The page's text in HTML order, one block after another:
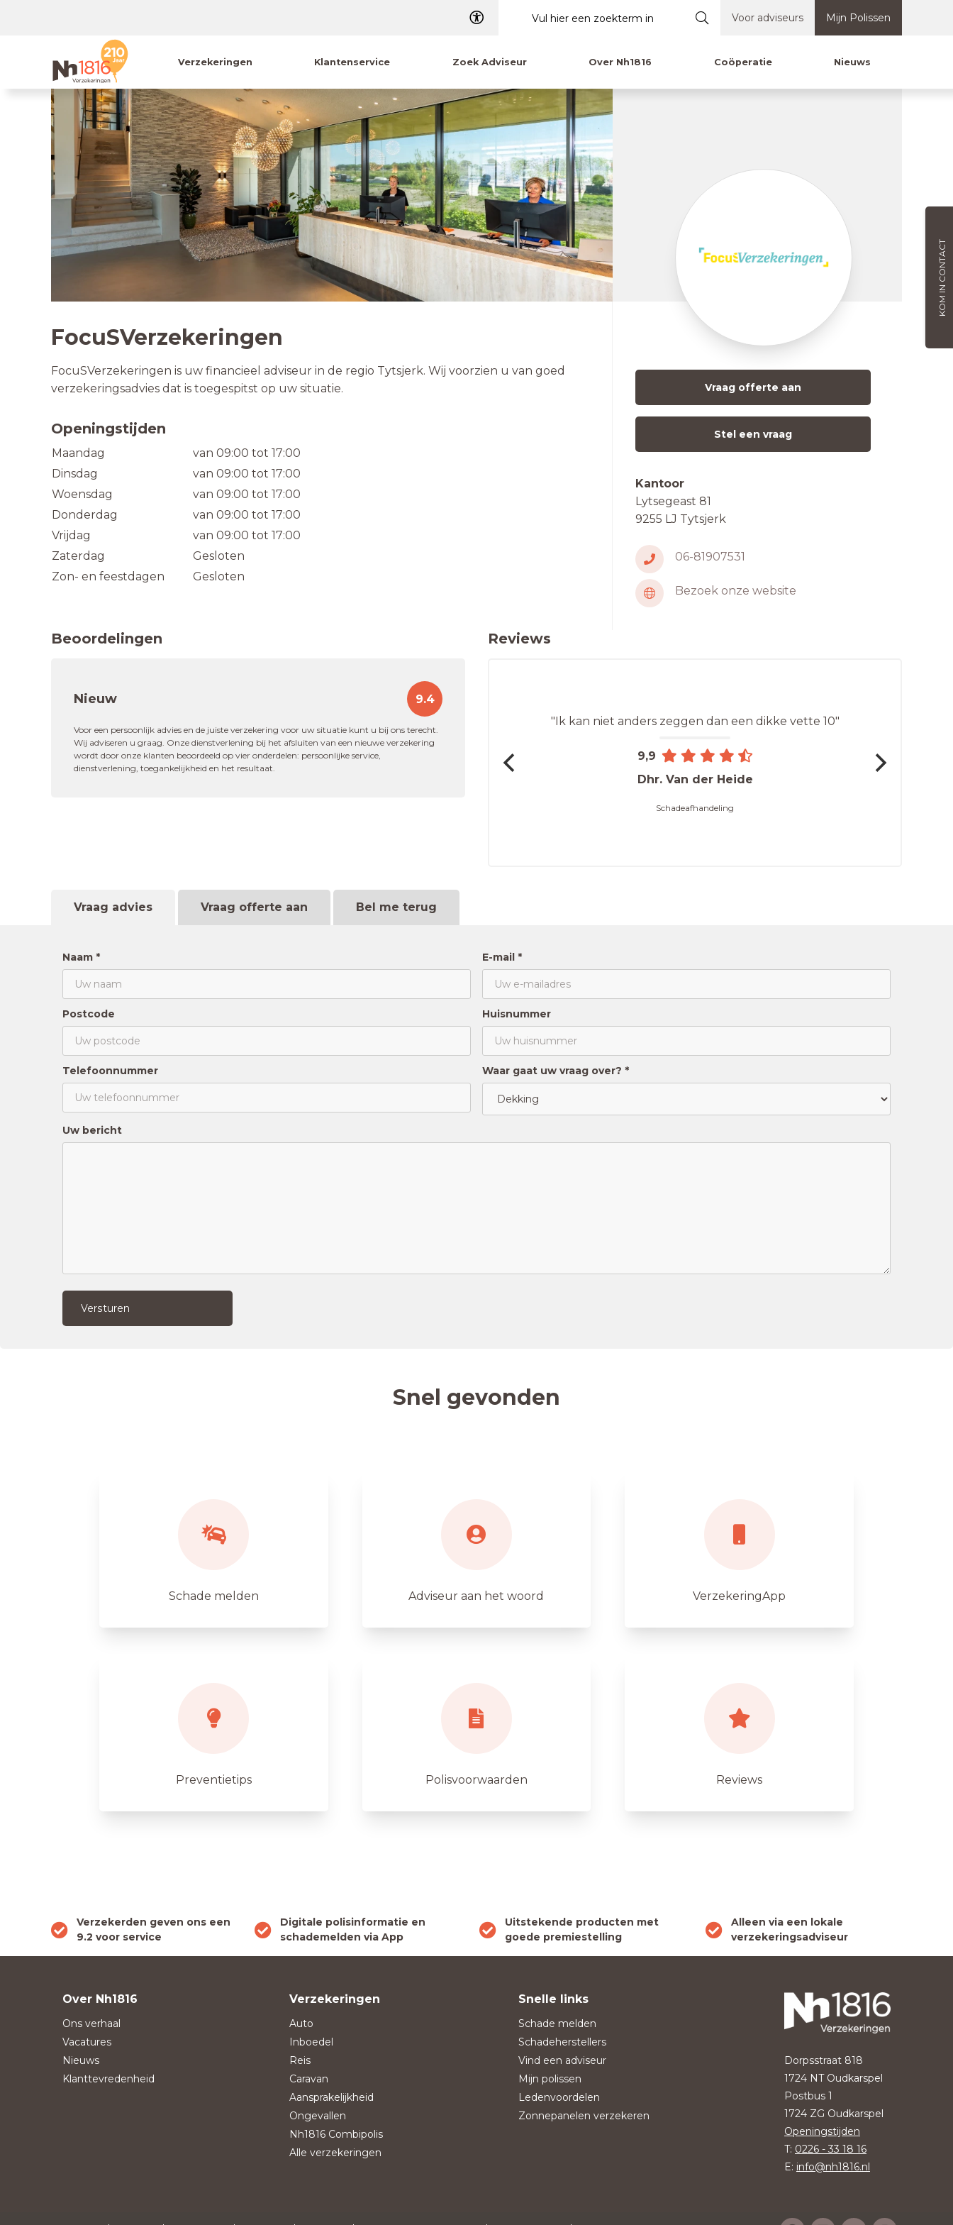
Dyslexie Voor adviseurs Mijn Polissen
Verzekeringen Klantenservice Zoek Adviseur Over Nh1816 Coöperatie Nieuws
KOM IN CONTACT
FocuSVerzekeringen
FocuSVerzekeringen is uw financieel adviseur in de regio Tytsjerk. Wij voorzien u van goed
verzekeringsadvies dat is toegespitst op uw situatie.
Openingstijden
Maandag
van 09:00 tot 17:00
Dinsdag
van 09:00 tot 17:00
Woensdag
van 09:00 tot 17:00
Donderdag
van 09:00 tot 17:00
Vrijdag
van 09:00 tot 17:00
Zaterdag
Gesloten
Zon- en feestdagen
Gesloten
Vraag offerte aan
Stel een vraag
Kantoor
Lytsegeast 81
9255 LJ Tytsjerk
06-81907531
Bezoek onze website
Beoordelingen
Nieuw 9.4
Voor een persoonlijk advies en de juiste verzekering voor uw situatie kunt u bij ons terecht.
Wij adviseren u graag. Onze dienstverlening bij het afsluiten van een nieuwe verzekering
wordt door onze klanten beoordeeld op vier onderdelen: persoonlijke service,
dienstverlening, toegankelijkheid en het resultaat.
Reviews
"Top verzekering, en mijn tussen persoon is super"
10,0
"Ik kan niet anders zeggen dan een dikke vette 10"
9,9
Dhr. Van der Heide
Schadeafhandeling
Vraag advies Vraag offerte aan Bel me terug
Naam * E-mail *
Postcode Huisnummer
Telefoonnummer Waar gaat uw vraag over? *
Uw bericht
Versturen
Snel gevonden
Schade melden Adviseur aan het woord VerzekeringApp
Preventietips Polisvoorwaarden Reviews
Verzekerden geven ons een
9.2 voor service
Digitale polisinformatie en
schademelden via App
Uitstekende producten met
goede premiestelling
Alleen via een lokale
verzekeringsadviseur
Over Nh1816
Ons verhaal
Vacatures
Nieuws
Klanttevredenheid
Verzekeringen
Auto
Inboedel
Reis
Caravan
Aansprakelijkheid
Ongevallen
Nh1816 Combipolis
Alle verzekeringen
Snelle links
Schade melden
Schadeherstellers
Vind een adviseur
Mijn polissen
Ledenvoordelen
Zonnepanelen verzekeren
Dorpsstraat 818
1724 NT Oudkarspel
Postbus 1
1724 ZG Oudkarspel
Openingstijden
T: 0226 - 33 18 16
E: info@nh1816.nl